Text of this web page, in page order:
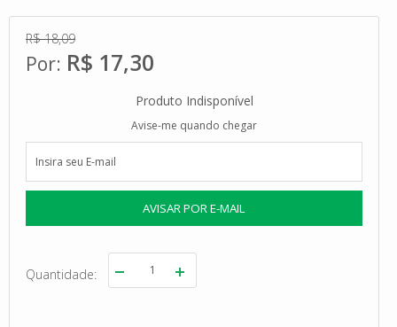
R$ 18,09
R$ 17,30
Produto Indisponível
Avise-me quando chegar
Quantidade